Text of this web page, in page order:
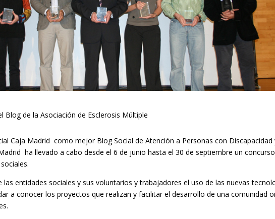
Blog de la Asociación de Esclerosis Múltiple
Caja Madrid como mejor Blog Social de Atención a Personas con Discapacidad
ha llevado a cabo desde el 6 de junio hasta el 30 de septiembre un concurso
entidades sociales y sus voluntarios y trabajadores el uso de las nuevas
a conocer los proyectos que realizan y facilitar el desarrollo de una comunidad